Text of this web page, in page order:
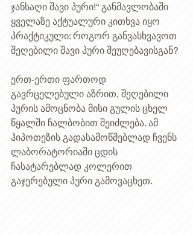
ჯანსაღი შავი პური!“ განმავლობაში
ყველაზე აქტუალური კითხვა იყო
პრაქტიკული: როგორ განვასხვავოთ
შეღებილი შავი პური შეუღებავისგან?
ერთ-ერთი ფართოდ
გავრცელებული აზრით, შეღებილი
პურის ამოცნობა მისი გულის ცხელ
წყალში ჩალბობით შეიძლება. ამ
ჰიპოთეზის გადასამოწმებლად ჩვენს
ლაბორატორიაში ცდის
ჩასატარებლად კოლერით
გაჯერებული პური გამოვაცხეთ.